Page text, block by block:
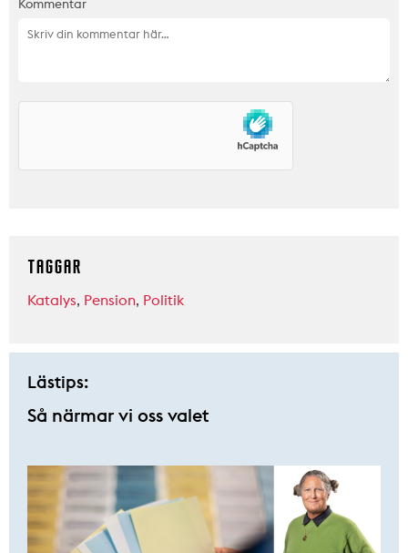
Kommentar
TAGGAR
Katalys, Pension, Politik
Lästips:
Så närmar vi oss valet